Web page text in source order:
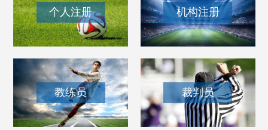
个人注册 机构注册
教练员 裁判员